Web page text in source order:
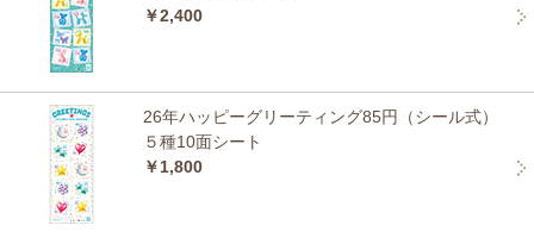
￥2,400
26年ハッピーグリーティング85円（シール式）
５種10面シート
￥1,800